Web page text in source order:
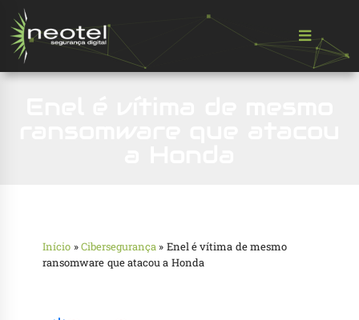
Início »Cibersegurança » Enel é vítima de mesmo
ransomware que atacou a Honda